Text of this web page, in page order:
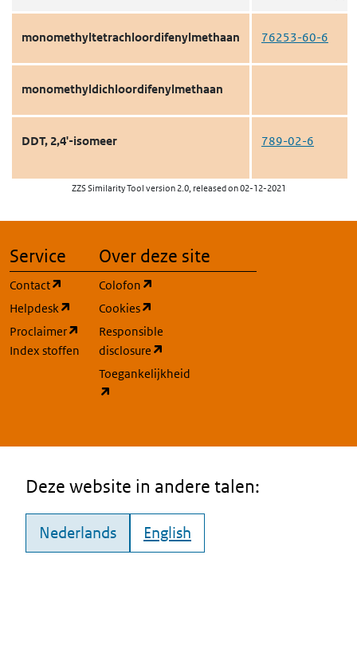
monomethyltetrachloordifenylmethaan 76253-60-6
monomethyldichloordifenylmethaan
DDT, 2,4'-isomeer 789-02-6
ZZS Similarity Tool version 2.0, released on 02-12-2021
Service
Contact
(opent in een nieuw tabblad)
Helpdesk
(opent in een nieuw tabblad)
Proclaimer
(opent in een nieuw tabblad)
Index stoffen
Over deze site
Colofon
Cookies
Responsible
disclosure
Toegankelijkheid
Deze website in andere talen:
Nederlands English